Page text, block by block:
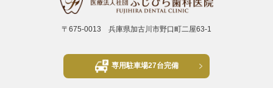
〒675-0013 兵庫県加古川市野口町二屋63-1
専用駐車場27台完備